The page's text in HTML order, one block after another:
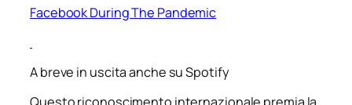
Facebook During The Pandemic
A breve in uscita anche su Spotify